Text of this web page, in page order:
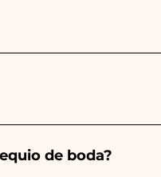
según el tipo de
será Rojo
pero si algo se
de boda?